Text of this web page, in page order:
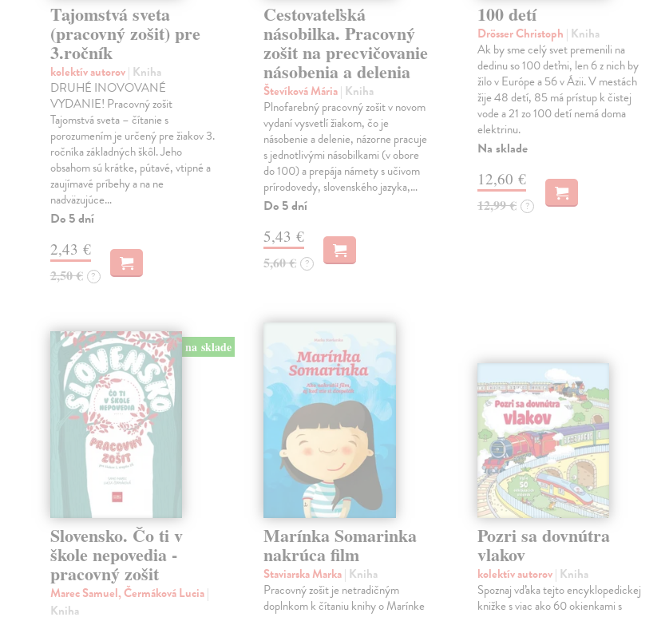
Tajomstvá sveta
(pracovný zošit) pre
3.ročník
kolektív autorov| Kniha
DRUHÉ INOVOVANÉ
VYDANIE! Pracovný zošit
Tajomstvá sveta – čítanie s
porozumením je určený pre žiakov 3.
ročníka základných škôl. Jeho
obsahom sú krátke, pútavé, vtipné a
zaujímavé príbehy a na ne
nadväzujúce…
Do 5 dní
2,43 €
2,50 € ?
Cestovateľská
násobilka. Pracovný
zošit na precvičovanie
násobenia a delenia
Števíková Mária| Kniha
Plnofarebný pracovný zošit v novom
vydaní vysvetlí žiakom, čo je
násobenie a delenie, názorne pracuje
s jednotlivými násobilkami (v obore
do 100) a prepája námety s učivom
prírodovedy, slovenského jazyka,…
Do 5 dní
5,43 €
5,60 € ?
100 detí
Drösser Christoph | Kniha
Ak by sme celý svet premenili na
dedinu so 100 deťmi, len 6 z nich by
žilo v Európe a 56 v Ázii. V mestách
žije 48 detí, 85 má prístup k čistej
vode a 21 zo 100 detí nemá doma
elektrinu.
Na sklade
12,60 €
12,99 € ?
na sklade
Slovensko. Čo ti v
škole nepovedia -
pracovný zošit
Marec Samuel, Čermáková Lucia|
Kniha
Marínka Somarinka
nakrúca film
Staviarska Marka| Kniha
Pracovný zošit je netradičným
doplnkom k čítaniu knihy o Marínke
Pozri sa dovnútra
vlakov
kolektív autorov| Kniha
Spoznaj vďaka tejto encyklopedickej
knižke s viac ako 60 okienkami s